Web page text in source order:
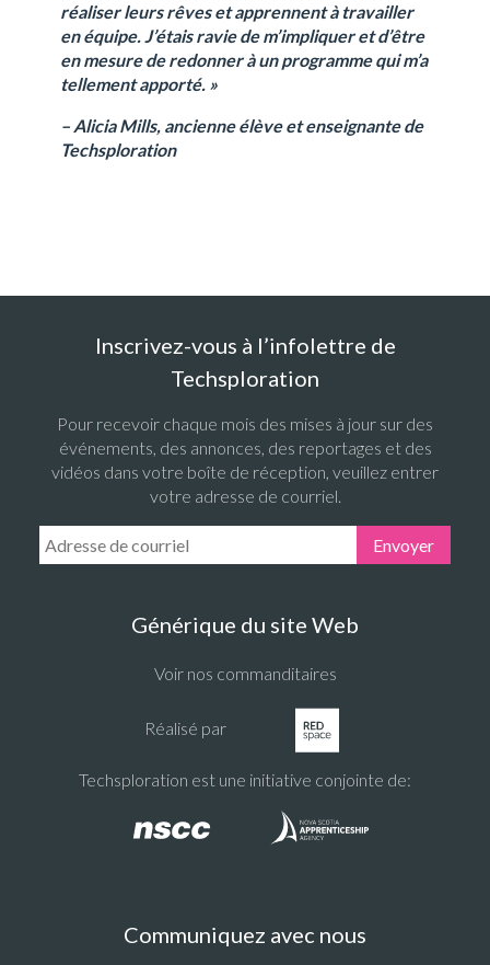
réaliser leurs rêves et apprennent à travailler
en équipe. J’étais ravie de m’impliquer et d’être
en mesure de redonner à un programme qui m’a
tellement apporté. »
– Alicia Mills, ancienne élève et enseignante de
Techsploration
Inscrivez-vous à l’infolettre de
Techsploration
Pour recevoir chaque mois des mises à jour sur des
événements, des annonces, des reportages et des
vidéos dans votre boîte de réception, veuillez entrer
votre adresse de courriel.
Email Address: Envoyer
Générique du site Web
Voir nos commanditaires
Réalisé par
Techsploration est une initiative conjointe de:
Communiquez avec nous